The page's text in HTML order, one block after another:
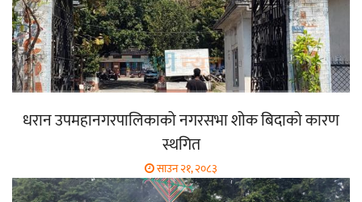
धरान उपमहानगरपालिकाको नगरसभा शोक बिदाको कारण
स्थगित
साउन २१, २०८३